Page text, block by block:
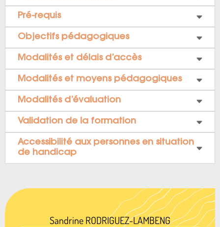
Pré-requis
Objectifs pédagogiques
Modalités et délais d’accès
Modalités et moyens pédagogiques
Modalités d’évaluation
Validation de la formation
Accessibilité aux personnes en situation
de handicap
Sandrine RODRIGUEZ-LAMBENG